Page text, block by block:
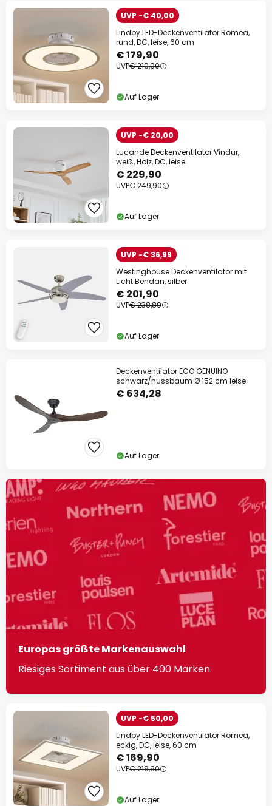
UVP -€ 40,00
Lindby LED-Deckenventilator Romea,
rund, DC, leise, 60 cm
€ 179,90
UVP€ 219,90
Auf Lager
UVP -€ 20,00
Lucande Deckenventilator Vindur,
weiß, Holz, DC, leise
€ 229,90
UVP€ 249,90
Auf Lager
UVP -€ 36,99
Westinghouse Deckenventilator mit
Licht Bendan, silber
€ 201,90
UVP€ 238,89
Auf Lager
Deckenventilator ECO GENUINO
schwarz/nussbaum Ø 152 cm leise
€ 634,28
Auf Lager
Europas größte Markenauswahl
Riesiges Sortiment aus über 400 Marken.
UVP -€ 50,00
Lindby LED-Deckenventilator Romea,
eckig, DC, leise, 60 cm
€ 169,90
UVP€ 219,90
Auf Lager